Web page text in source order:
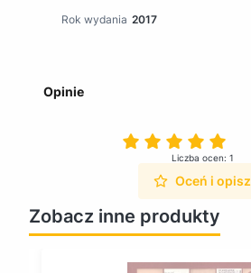
Rok wydania 2017
Opinie
Liczba ocen: 1
Oceń i opisz
Zobacz inne produkty